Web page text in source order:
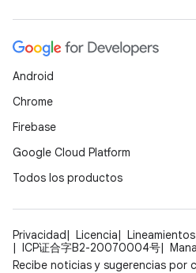
Android
Chrome
Firebase
Google Cloud Platform
Todos los productos
Privacidad Licencia
ICP证合字B2-20070004号
Recibe noticias y sugerencias por